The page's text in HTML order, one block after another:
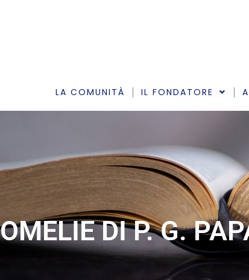
LA COMUNITÀ IL FONDATORE
OMELIE DI P. G.